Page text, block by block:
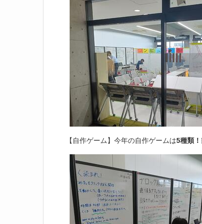
【自作ゲーム】今年の自作ゲームは5種類！